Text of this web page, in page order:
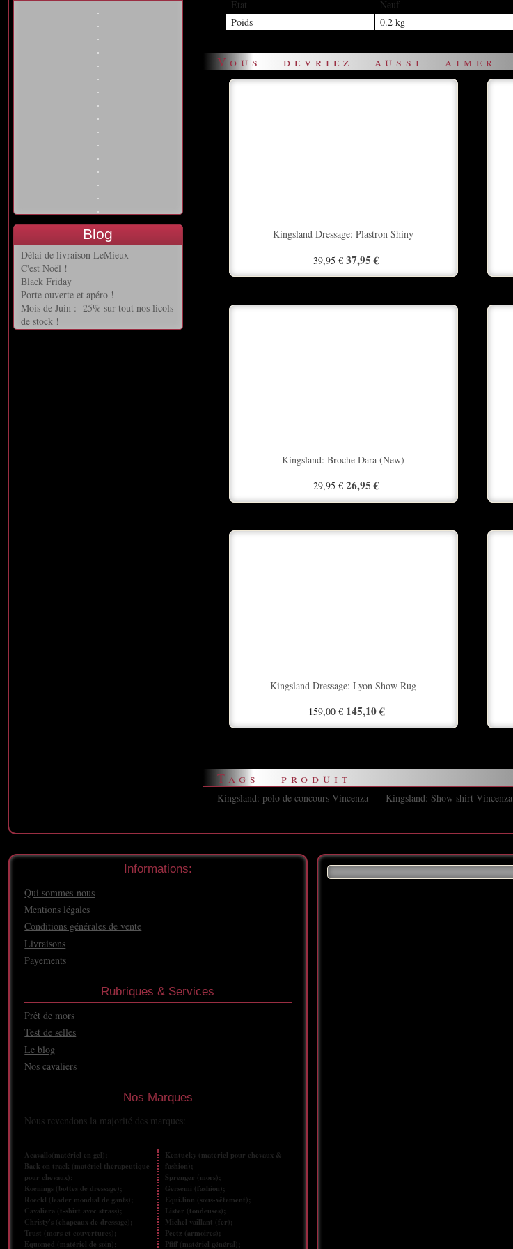
Etat
Neuf
Poids
0.2 kg
Vous devriez aussi aimer
Kingsland Dressage: Plastron Shiny
39,95 €37,95 €
Kingsland: Broche Dara (New)
29,95 €26,95 €
Kingsland Dressage: Lyon Show Rug
159,00 €145,10 €
Tags produit
Kingsland: polo de concours Vincenza Kingsland: Show shirt Vincenza
Blog
Délai de livraison LeMieux
C'est Noël !
Black Friday
Porte ouverte et apéro !
Mois de Juin : -25% sur tout nos licols
de stock !
Informations:
Qui sommes-nous
Mentions légales
Conditions générales de vente
Livraisons
Payements
Rubriques & Services
Prêt de mors
Test de selles
Le blog
Nos cavaliers
Nos Marques
Nous revendons la majorité des marques:
Acavallo(matériel en gel);
Back on track (matériel thérapeutique
pour chevaux);
Koenings (bottes de dressage);
Roeckl (leader mondial de gants);
Cavaliera (t-shirt avec strass);
Christy's (chapeaux de dressage);
Trust (mors et couvertures);
Equomed (matériel de soin);
Kentucky (matériel pour chevaux &
fashion);
Sprenger (mors);
Gersemi (fashion);
Equi.linn (sous-vêtement);
Lister (tondeuses);
Michel vaillant (fer);
Peetz (armoires);
Pfiff (matériel général);